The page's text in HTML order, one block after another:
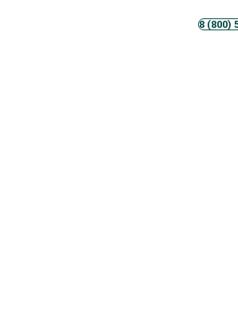
Телеграм
MAX8 (800)